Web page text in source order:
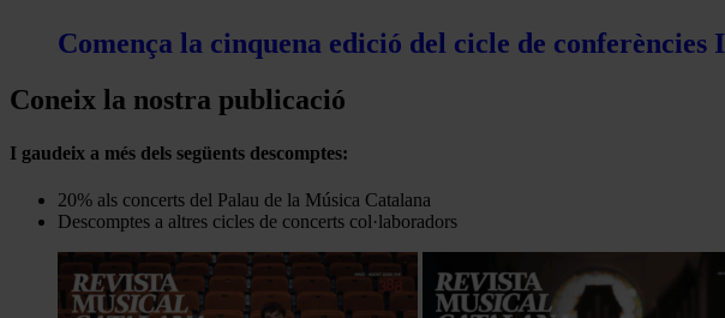
Comença la cinquena edició del cicle de
Coneix la nostra publicació
I gaudeix a més dels següents descomptes:
20% als concerts del Palau de la Música Catalana
Descomptes a altres cicles de concerts col·laboradors